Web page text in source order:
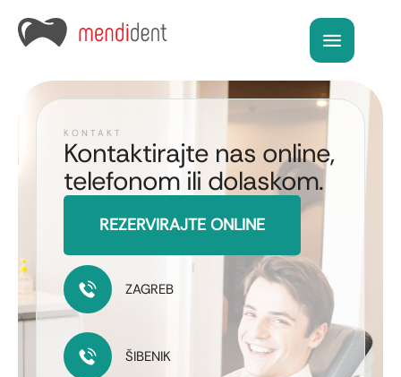
KONTAKT
Kontaktirajte nas online,
telefonom ili dolaskom.
REZERVIRAJTE ONLINE
ZAGREB
ŠIBENIK